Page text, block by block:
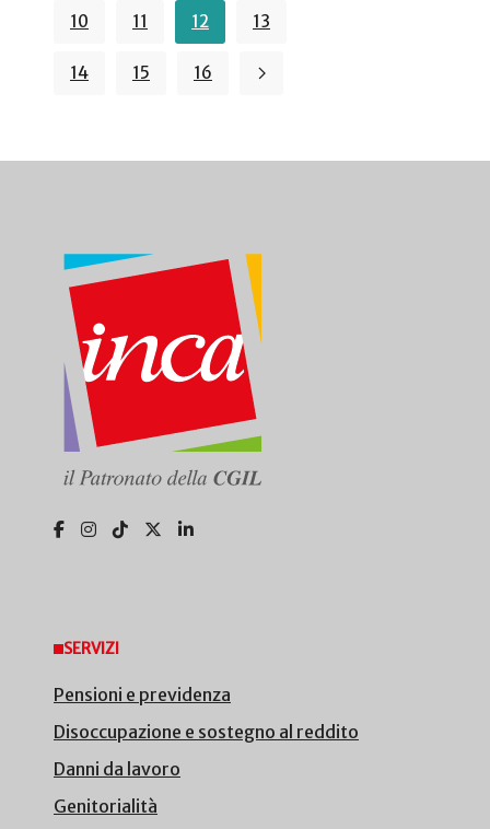
10 11 12 13
14 15 16
SERVIZI
Pensioni e previdenza
Disoccupazione e sostegno al reddito
Danni da lavoro
Genitorialità